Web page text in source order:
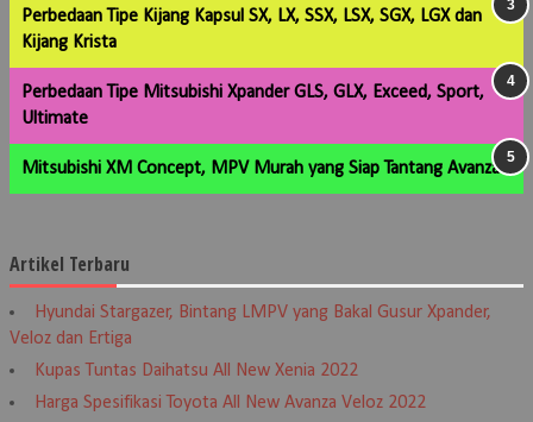
Perbedaan Tipe Kijang Kapsul SX, LX, SSX, LSX, SGX, LGX dan
Kijang Krista
Perbedaan Tipe Mitsubishi Xpander GLS, GLX, Exceed, Sport,
Ultimate
Mitsubishi XM Concept, MPV Murah yang Siap Tantang Avanza
Artikel Terbaru
Hyundai Stargazer, Bintang LMPV yang Bakal Gusur Xpander,
Veloz dan Ertiga
Kupas Tuntas Daihatsu All New Xenia 2022
Harga Spesifikasi Toyota All New Avanza Veloz 2022